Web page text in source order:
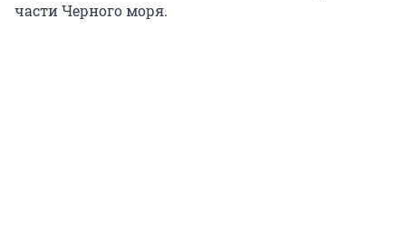
части Черного моря.